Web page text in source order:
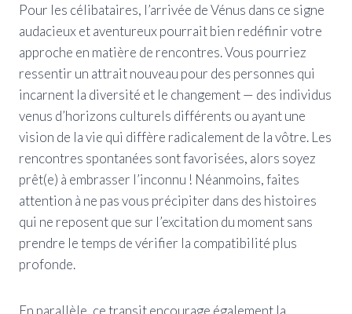
Pour les célibataires, l’arrivée de Vénus dans ce signe
audacieux et aventureux pourrait bien redéfinir votre
approche en matière de rencontres. Vous pourriez
ressentir un attrait nouveau pour des personnes qui
incarnent la diversité et le changement — des individus
venus d’horizons culturels différents ou ayant une
vision de la vie qui diffère radicalement de la vôtre. Les
rencontres spontanées sont favorisées, alors soyez
prêt(e) à embrasser l’inconnu ! Néanmoins, faites
attention à ne pas vous précipiter dans des histoires
qui ne reposent que sur l’excitation du moment sans
prendre le temps de vérifier la compatibilité plus
profonde.
En parallèle, ce transit encourage également la